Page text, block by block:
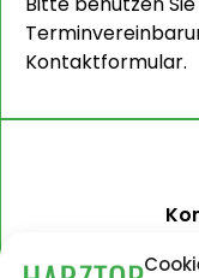
Kontaktformular.